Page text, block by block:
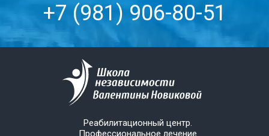
+7 (981) 906-80-51
Реабилитационный центр.
Профессиональное лечение